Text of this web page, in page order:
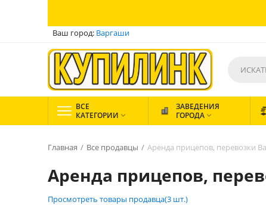
Ваш город: Варгаши
ВСЕ
КАТЕГОРИИ 
ЗАВЕДЕНИЯ
ГОРОДА 
Главная / Все продавцы / Аренда прицепов, перевозки
Аренда прицепов,
Просмотреть товары продавца(3 шт.)